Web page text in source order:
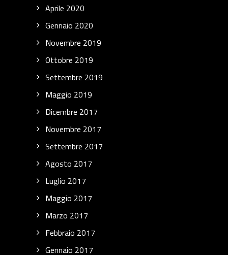
Aprile 2020
Gennaio 2020
Novembre 2019
Ottobre 2019
Settembre 2019
Maggio 2019
Dicembre 2017
Novembre 2017
Settembre 2017
Agosto 2017
Luglio 2017
Maggio 2017
Marzo 2017
Febbraio 2017
Gennaio 2017